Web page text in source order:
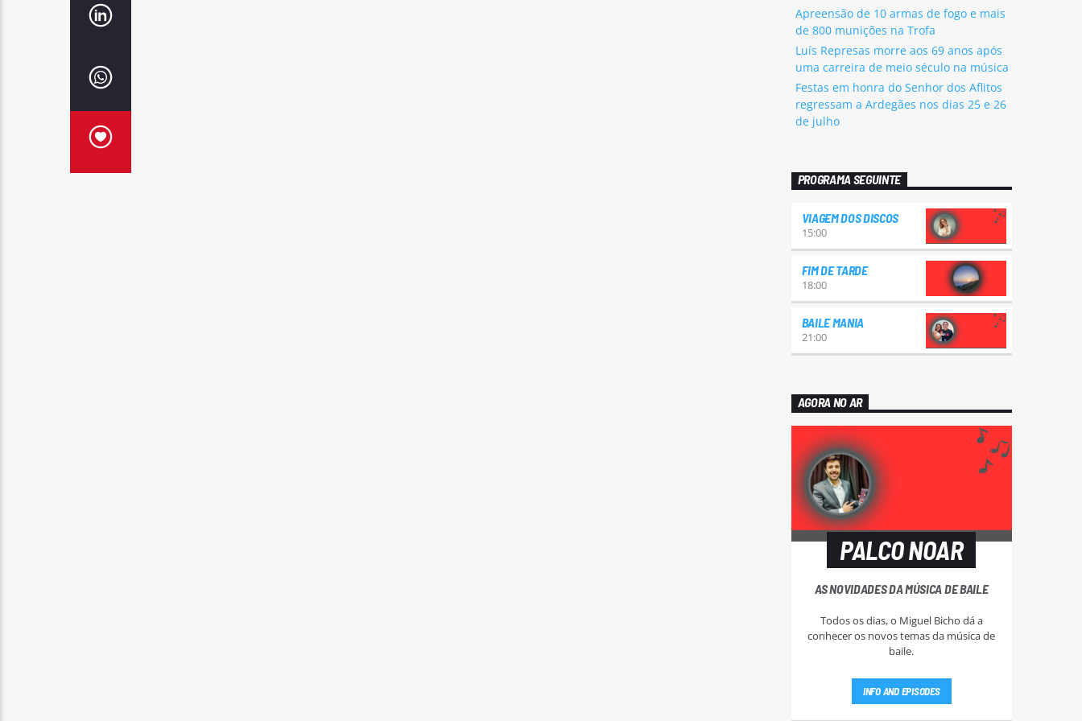
Apreensão de 10 armas de fogo e mais
de 800 munições na Trofa
Luís Represas morre aos 69 anos após
uma carreira de meio século na música
Festas em honra do Senhor dos Aflitos
regressam a Ardegães nos dias 25 e 26
de julho
PROGRAMA SEGUINTE
VIAGEM DOS DISCOS
15:00
FIM DE TARDE
18:00
BAILE MANIA
21:00
AGORA NO AR
PALCO NOAR
AS NOVIDADES DA MÚSICA DE BAILE
Todos os dias, o Miguel Bicho dá a
conhecer os novos temas da música de
baile.
INFO AND EPISODES